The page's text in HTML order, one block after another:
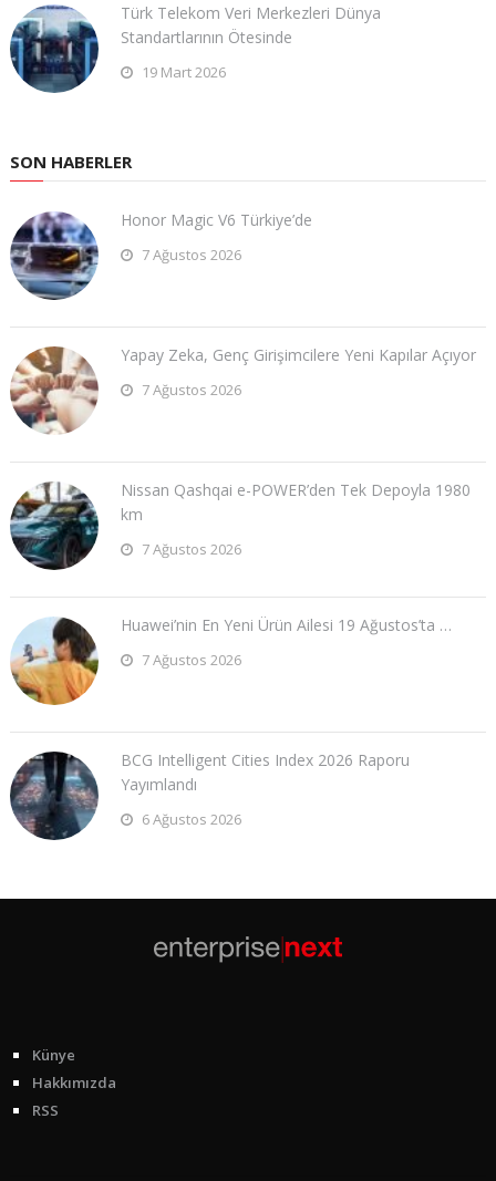
Türk Telekom Veri Merkezleri Dünya
Standartlarının Ötesinde
19 Mart 2026
SON HABERLER
Honor Magic V6 Türkiye’de
7 Ağustos 2026
Yapay Zeka, Genç Girişimcilere Yeni Kapılar Açıyor
7 Ağustos 2026
Nissan Qashqai e-POWER’den Tek Depoyla 1980
km
7 Ağustos 2026
Huawei’nin En Yeni Ürün Ailesi 19 Ağustos’ta …
7 Ağustos 2026
BCG Intelligent Cities Index 2026 Raporu
Yayımlandı
6 Ağustos 2026
Künye
Hakkımızda
RSS